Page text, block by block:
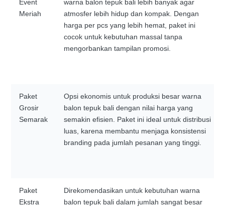
Event
Meriah
warna balon tepuk bali lebih banyak agar
atmosfer lebih hidup dan kompak. Dengan
harga per pcs yang lebih hemat, paket ini
cocok untuk kebutuhan massal tanpa
mengorbankan tampilan promosi.
Paket
Grosir
Semarak
Opsi ekonomis untuk produksi besar warna
balon tepuk bali dengan nilai harga yang
semakin efisien. Paket ini ideal untuk distribusi
luas, karena membantu menjaga konsistensi
branding pada jumlah pesanan yang tinggi.
Paket
Ekstra
Direkomendasikan untuk kebutuhan warna
balon tepuk bali dalam jumlah sangat besar